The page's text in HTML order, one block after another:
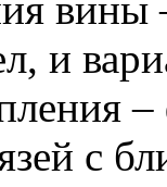
и
с